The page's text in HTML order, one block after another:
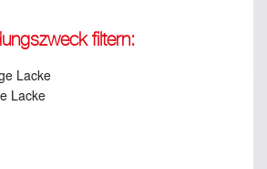
filtern:
Lacke
Lacke